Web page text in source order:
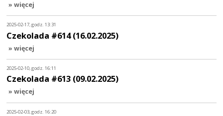
» więcej
2025-02-17, godz. 13:31
Czekolada #614 (16.02.2025)
» więcej
2025-02-10, godz. 16:11
Czekolada #613 (09.02.2025)
» więcej
2025-02-03, godz. 16:20